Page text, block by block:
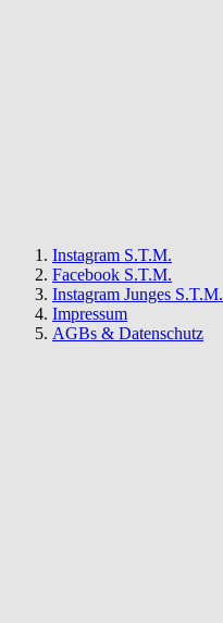
Instagram S.T.M.
Facebook S.T.M.
Instagram Junges S.T.M.
Impressum
AGBs & Datenschutz